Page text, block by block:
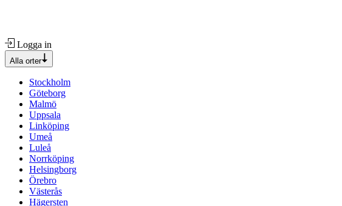
Logga in
Alla orter
Stockholm
Göteborg
Malmö
Uppsala
Linköping
Umeå
Luleå
Norrköping
Helsingborg
Örebro
Västerås
Hägersten